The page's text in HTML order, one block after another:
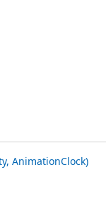
AnimationClock)